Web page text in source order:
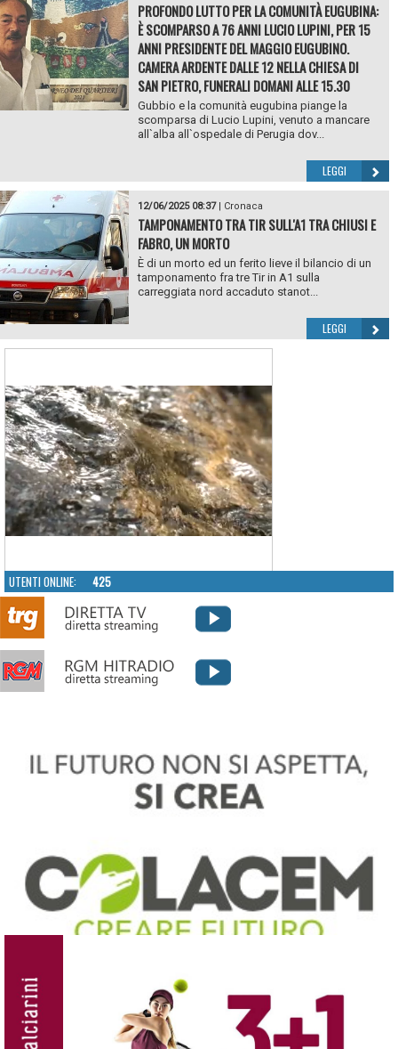
PROFONDO LUTTO PER LA COMUNITÀ EUGUBINA:
È SCOMPARSO A 76 ANNI LUCIO LUPINI, PER 15
ANNI PRESIDENTE DEL MAGGIO EUGUBINO.
CAMERA ARDENTE DALLE 12 NELLA CHIESA DI
SAN PIETRO, FUNERALI DOMANI ALLE 15.30
Gubbio e la comunità eugubina piange la
scomparsa di Lucio Lupini, venuto a mancare
all`alba all`ospedale di Perugia dov...
LEGGI
12/06/2025 08:37| Cronaca
TAMPONAMENTO TRA TIR SULL'A1 TRA CHIUSI E
FABRO, UN MORTO
È di un morto ed un ferito lieve il bilancio di un
tamponamento fra tre Tir in A1 sulla
carreggiata nord accaduto stanot...
LEGGI
UTENTI ONLINE: 425